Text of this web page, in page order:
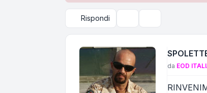
Rispondi
Messaggio
da EOD